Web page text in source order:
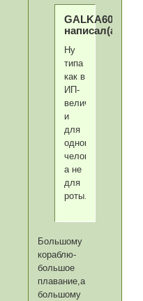
GALKA60
написал(а):
Ну
типа
как в
ИП-
величественный
и
для
одного
человека,
а не
для
роты.
Большому
кораблю-
большое
плавание,а
большому